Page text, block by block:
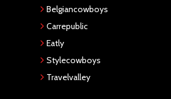
Belgiancowboys
Carrepublic
Eatly
Stylecowboys
Travelvalley